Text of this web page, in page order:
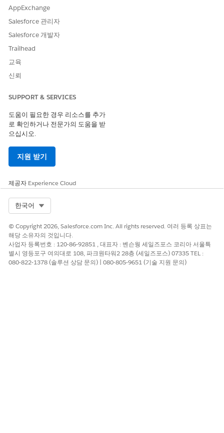
면 통화의 해당 부분에 대해 Salesforce에 별도의 음성 통화 레
성 통화 레코드가 있습니다. 전화 통신 공급자를 사용하는
Salesforce Voice 고객인 경우 전체 대화를 완벽하게 보려면 초
기 및 에이전트 음성 통화 레코드를 연결합니다.
PSTN 사용 시 음성 통화 녹음 활성화
고객과 Agentforce 에이전트 간의 대화를 녹음하려면 녹음을
AppExchange
Salesforce 관리자
Salesforce 개발자
Trailhead
교육
신뢰
SUPPORT & SERVICES
도움이 필요한 경우 리소스를 추가
로 확인하거나 전문가의 도움을 받
으십시오.
지원 받기
제공자 Experience Cloud
한국어
© Copyright 2026, Salesforce.com Inc. All rights reserved. 여러 등록 상표는
해당 소유자의 것입니다.
사업자 등록번호 : 120-86-92851 , 대표자 : 벤슨웡 세일즈포스 코리아 서울특
별시 영등포구 여의대로 108, 파크원타워2 28층 (세일즈포스) 07335 TEL :
080-822-1378 (솔루션 상담 문의) | 080-805-9651 (기술 지원 문의)